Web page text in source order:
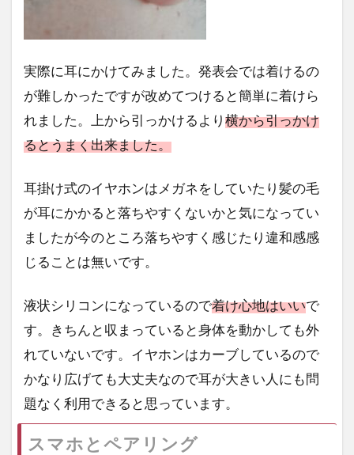
実際に耳にかけてみました。発表会では着けるの
が難しかったですが改めてつけると簡単に着けら
れました。上から引っかけるより横から引っかけ
るとうまく出来ました。
耳掛け式のイヤホンはメガネをしていたり髪の毛
が耳にかかると落ちやすくないかと気になってい
ましたが今のところ落ちやすく感じたり違和感感
じることは無いです。
液状シリコンになっているので着け心地はいいで
す。きちんと収まっていると身体を動かしても外
れていないです。イヤホンはカーブしているので
かなり広げても大丈夫なので耳が大きい人にも問
題なく利用できると思っています。
スマホとペアリング